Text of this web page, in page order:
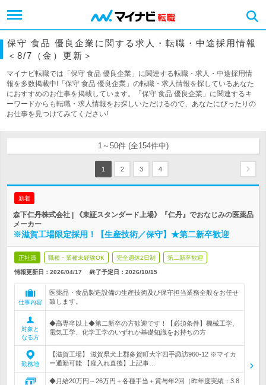
保守 食品 優良企業に関する求人・転職・中途採用情報
＜8/7（金）更新＞
マイナビ転職では「保守 食品 優良企業」に関連する転職・求人・中途採用情
報を多数掲載中!「保守 食品 優良企業」の転職・求人情報を探しているあなた
におすすめのお仕事を掲載しています。「保守 食品 優良企業」に関連するキ
ーワードからも転職・求人情報をお探しいただけるので、あなたにぴったりの
お仕事を見つけてみてください!
1～50件 (全154件中)
1 2 3 4
新着
森下仁丹株式会社 | 《東証スタンダード上場》『仁丹』でおなじみの医薬品
メーカー
※滋賀工場限定採用！【生産技術／保守】★第二新卒歓迎
正社員 職種・業種未経験OK 完全週休2日制 第二新卒歓迎
情報更新日：2026/04/17 終了予定日： 2026/10/15
仕事内容
医薬品・食品製造設備の生産技術及び保守担当業務全般をお任せ
致します。
対象と
なる方
◆高専卒以上◆第二新卒の方歓迎です！【必須条件】機械工学、
電気工学、化学工学のいずれか基礎知識をお持ちの方
勤務地
【滋賀工場】 滋賀県犬上郡多賀町大字四手諏訪960-12 ※マイカ
ー通勤可能 【雇入れ直後】上記事…
◆月給20万円～26万円＋各種手当＋賞与年2回（昨年度実績：3.8